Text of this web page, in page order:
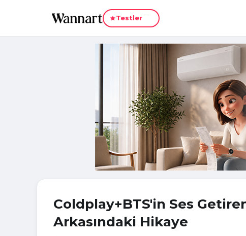
Testler
Coldplay+BTS'in Ses
Arkasındaki Hikaye